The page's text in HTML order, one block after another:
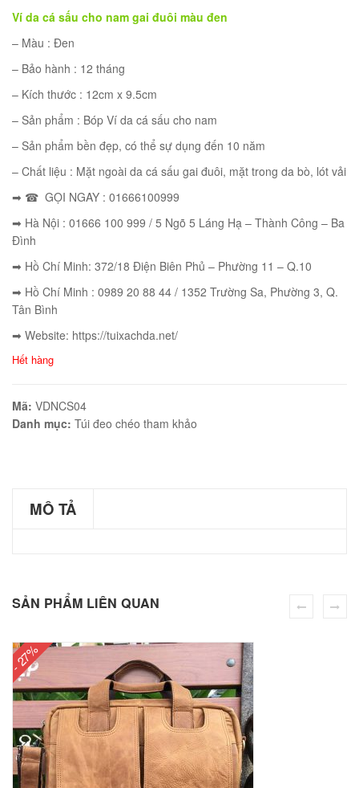
Ví da cá sấu cho nam gai đuôi màu đen
– Màu : Đen
– Bảo hành : 12 tháng
– Kích thước : 12cm x 9.5cm
– Sản phẩm : Bóp Ví da cá sấu cho nam
– Sản phẩm bền đẹp, có thể sự dụng đến 10 năm
– Chất liệu : Mặt ngoài da cá sấu gai đuôi, mặt trong da bò, lót vải
➡ ☎ GỌI NGAY : 01666100999
➡ Hà Nội : 01666 100 999 / 5 Ngõ 5 Láng Hạ – Thành Công – Ba
Đình
➡ Hồ Chí Minh: 372/18 Điện Biên Phủ – Phường 11 – Q.10
➡ Hồ Chí Minh : 0989 20 88 44 / 1352 Trường Sa, Phường 3, Q.
Tân Bình
➡ Website: https://tuixachda.net/
Hết hàng
Mã: VDNCS04
Danh mục: Túi đeo chéo tham khảo
MÔ TẢ
SẢN PHẨM LIÊN QUAN
- 27%
JEEP giá rẻ 002
GIỎ
hàn quốc cao cấp
GIỎ
Túi đeo chéo nam công sở da bò sáp đựng tài liệu A4 KT57
₫
GIỎ